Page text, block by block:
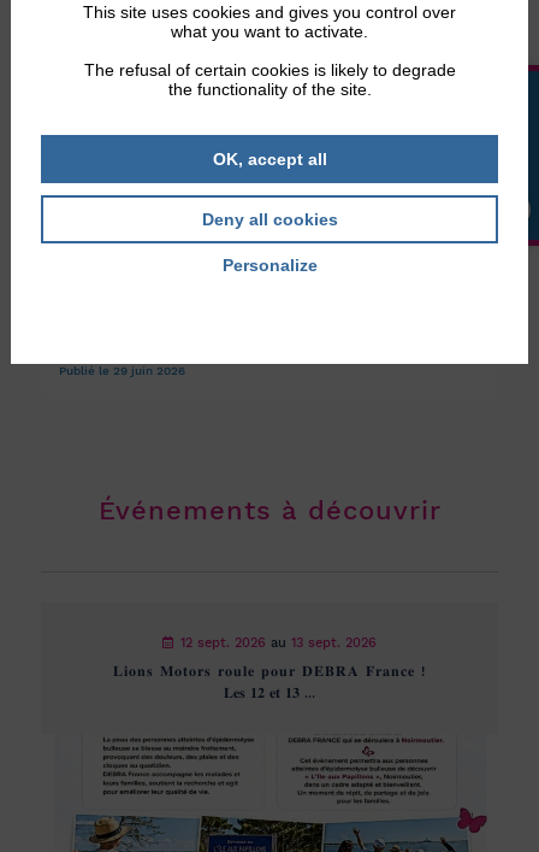
Publications
Publié le 29 juin 2026
Événements à découvrir
12 sept. 2026 au 13 sept. 2026
𝐋𝐢𝐨𝐧𝐬 𝐌𝐨𝐭𝐨𝐫𝐬 𝐫𝐨𝐮𝐥𝐞 𝐩𝐨𝐮𝐫 𝐃𝐄𝐁𝐑𝐀 𝐅𝐫𝐚𝐧𝐜𝐞 !
𝐋𝐞𝐬 𝟏𝟐 𝐞𝐭 𝟏𝟑 ...
This site uses cookies and gives you control over
what you want to activate.
The refusal of certain cookies is likely to degrade
the functionality of the site.
OK, accept all
Deny all cookies
Personalize